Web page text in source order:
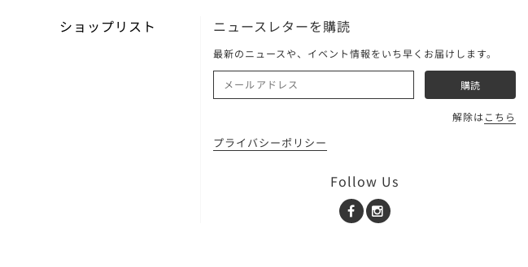
ショップリスト ニュースレターを購読
最新のニュースや、イベント情報をいち早くお届けします。
解除はこちら
プライバシーポリシー
Follow Us
Facebook
Instagram